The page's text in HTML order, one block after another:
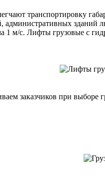
транспортировку
зданий
1 м/c. Лифты грузовые с
заказчиков при выборе